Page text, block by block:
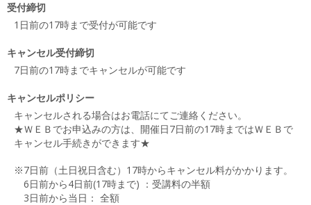
受付締切
1日前の17時まで受付が可能です
キャンセル受付締切
7日前の17時までキャンセルが可能です
キャンセルポリシー
キャンセルされる場合はお電話にてご連絡ください。
★ＷＥＢでお申込みの方は、開催日7日前の17時まではＷＥＢで
キャンセル手続きができます★
※7日前（土日祝日含む）17時からキャンセル料がかかります。
6日前から4日前(17時まで) ：受講料の半額
3日前から当日： 全額